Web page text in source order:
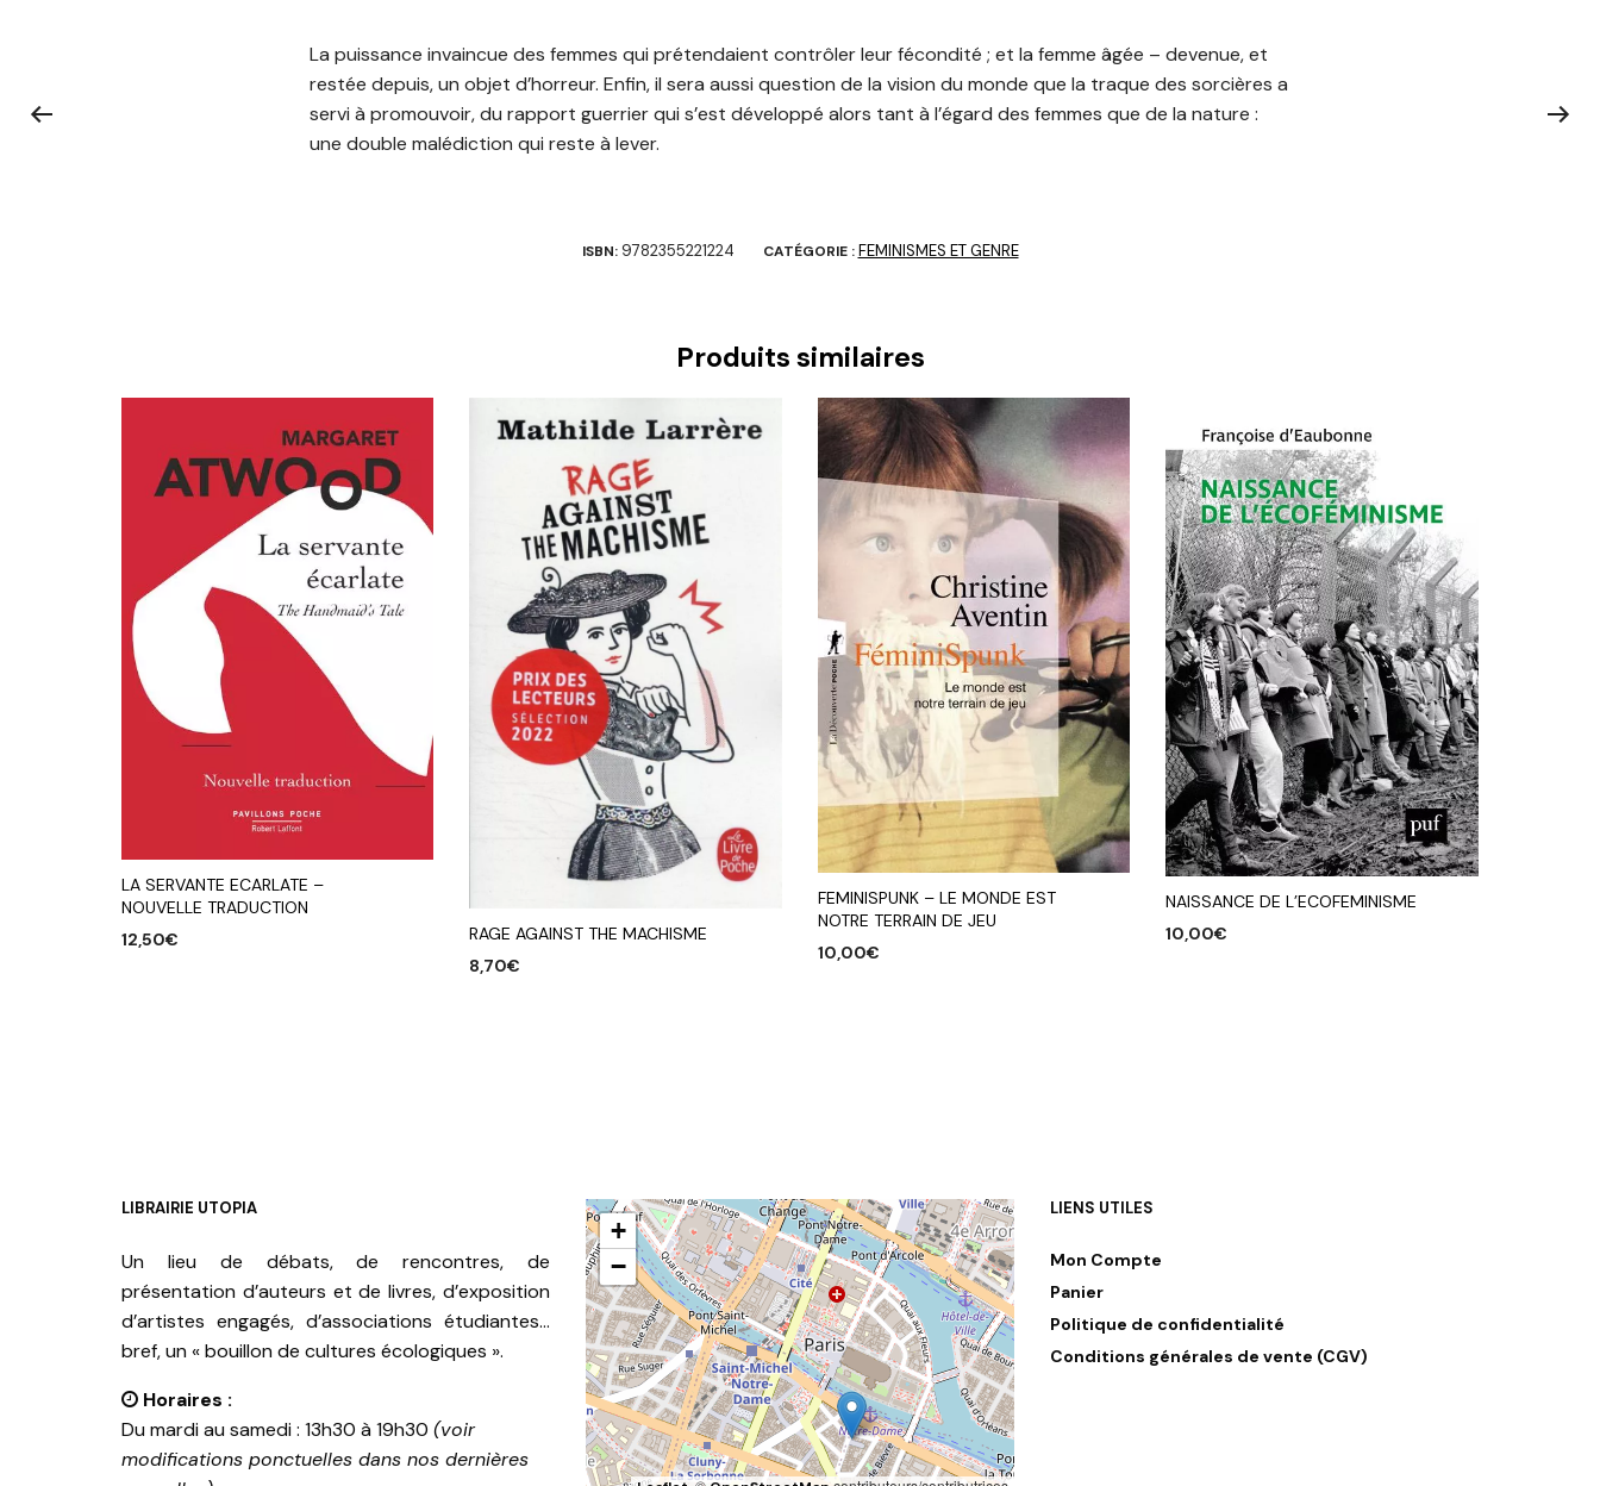
La puissance invaincue des femmes qui prétendaient contrôler leur fécondité ; et la femme âgée – devenue, et
restée depuis, un objet d’horreur. Enfin, il sera aussi question de la vision du monde que la traque des sorcières a
servi à promouvoir, du rapport guerrier qui s’est développé alors tant à l’égard des femmes que de la nature :
une double malédiction qui reste à lever.
ISBN: 9782355221224 CATÉGORIE :FEMINISMES ET GENRE
Produits similaires
LA SERVANTE ECARLATE –
NOUVELLE TRADUCTION
12,50€
RAGE AGAINST THE MACHISME
8,70€
FEMINISPUNK – LE MONDE EST
NOTRE TERRAIN DE JEU
10,00€
NAISSANCE DE L’ECOFEMINISME
10,00€
LIBRAIRIE UTOPIA
Un lieu de débats, de rencontres, de
présentation d’auteurs et de livres, d’exposition
d’artistes engagés, d’associations étudiantes…
bref, un « bouillon de cultures écologiques ».
Horaires :
Du mardi au samedi : 13h30 à 19h30 (voir
modifications ponctuelles dans nos dernières
+
−
LIENS UTILES
Mon Compte
Panier
Politique de confidentialité
Conditions générales de vente (CGV)